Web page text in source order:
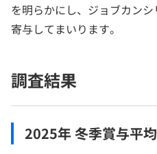
を明らかにし、ジョブカン
寄与してまいります。
調査結果
2025年 冬季賞与平